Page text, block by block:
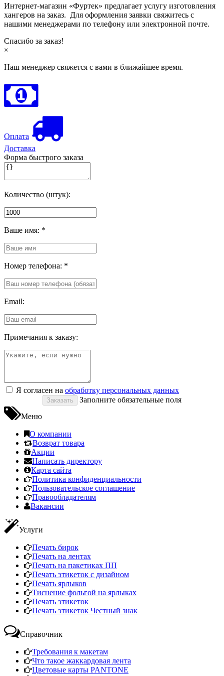
Интернет-магазин «Фуртек» предлагает услугу изготовления
хангеров на заказ. Для оформления заявки свяжитесь с
нашими менеджерами по телефону или электронной почте.
Спасибо за заказ!
×
Наш менеджер свяжется с вами в ближайшее время.
Оплата
Доставка
Форма быстрого заказа
Количество (штук):
Ваше имя: *
Номер телефона: *
Email:
Примечания к заказу:
Я согласен на обработку персональных данных
Заполните обязательные поля
Меню
О компании
Возврат товара
Акции
Написать директору
Карта сайта
Политика конфиденциальности
Пользовательское соглашение
Правообладателям
Вакансии
Услуги
Печать бирок
Печать на лентах
Печать на пакетиках ПП
Печать этикеток с дизайном
Печать ярлыков
Тиснение фольгой на ярлыках
Печать этикеток
Печать этикеток Честный знак
Справочник
Требования к макетам
Что такое жаккардовая лента
Цветовые карты PANTONE